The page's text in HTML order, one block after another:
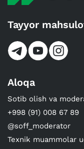
Tayyor
Aloqa
Sotib olish va
+998 (91) 008 67 89
@soff_moderator
Texnik muammolar